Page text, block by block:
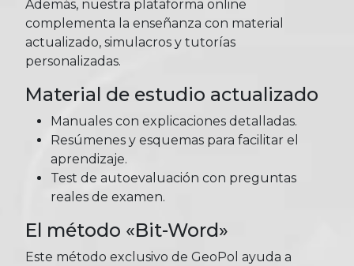
Además, nuestra plataforma online
complementa la enseñanza con material
actualizado, simulacros y tutorías
personalizadas.
Material de estudio actualizado
Manuales con explicaciones detalladas.
Resúmenes y esquemas para facilitar el
aprendizaje.
Test de autoevaluación con preguntas
reales de examen.
El método «Bit-Word»
Este método exclusivo de GeoPol ayuda a